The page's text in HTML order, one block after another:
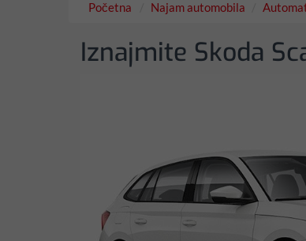
Početna Najam automobila
Iznajmite Skoda